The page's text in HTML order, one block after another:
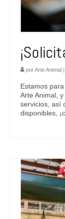
porArte Animal |
Estamos
Arte Animal,
servicios, así
disponibles,